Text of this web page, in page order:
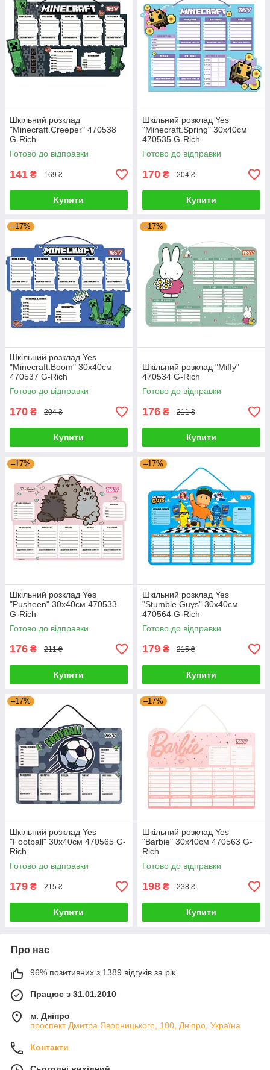
Шкільний розклад
"Minecraft.Creeper" 470538
G-Rich
Готово до відправки
141 ₴ 169 ₴
Купити
Шкільний розклад Yes
"Minecraft.Spring" 30х40см
470535 G-Rich
Готово до відправки
170 ₴ 204 ₴
Купити
–17%
Шкільний розклад Yes
"Minecraft.Boom" 30х40см
470537 G-Rich
Готово до відправки
170 ₴ 204 ₴
Купити
–17%
Шкільний розклад "Miffy"
470534 G-Rich
Готово до відправки
176 ₴ 211 ₴
Купити
–17%
Шкільний розклад Yes
"Pusheen" 30х40см 470533
G-Rich
Готово до відправки
176 ₴ 211 ₴
Купити
–17%
Шкільний розклад Yes
"Stumble Guys" 30х40см
470564 G-Rich
Готово до відправки
179 ₴ 215 ₴
Купити
–17%
Шкільний розклад Yes
"Football" 30х40см 470565 G-
Rich
Готово до відправки
179 ₴ 215 ₴
Купити
–17%
Шкільний розклад Yes
"Barbie" 30х40см 470563 G-
Rich
Готово до відправки
198 ₴ 238 ₴
Купити
Про нас
96% позитивних з 1389 відгуків за рік
Працює з 31.01.2010
м. Дніпро
проспект Дмитра Яворницького, 100, Дніпро, Україна
Контакти